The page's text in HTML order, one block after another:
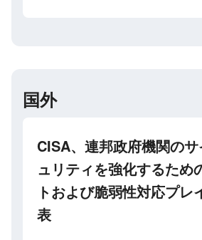
国外
CISA、連邦政府機関の
ュリティを強化するため
トおよび脆弱性対応プレ
表